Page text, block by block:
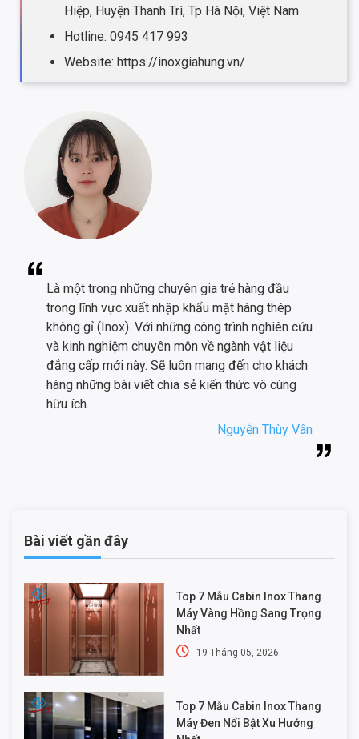
Hiệp, Huyện Thanh Trì, Tp Hà Nội, Việt Nam
Hotline: 0945 417 993
Website: https://inoxgiahung.vn/
Là một trong những chuyên gia trẻ hàng đầu
trong lĩnh vực xuất nhập khẩu mặt hàng thép
không gỉ (Inox). Với những công trình nghiên cứu
và kinh nghiệm chuyên môn về ngành vật liệu
đẳng cấp mới này. Sẽ luôn mang đến cho khách
hàng những bài viết chia sẻ kiến thức vô cùng
hữu ích.
Nguyễn Thùy Vân
Bài viết gần đây
Top 7 Mẫu Cabin Inox Thang
Máy Vàng Hồng Sang Trọng
Nhất
19 Tháng 05, 2026
Top 7 Mẫu Cabin Inox Thang
Máy Đen Nổi Bật Xu Hướng